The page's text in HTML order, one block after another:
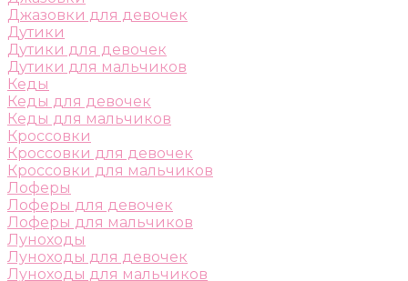
Джазовки для девочек
Дутики
Дутики для девочек
Дутики для мальчиков
Кеды
Кеды для девочек
Кеды для мальчиков
Кроссовки
Кроссовки для девочек
Кроссовки для мальчиков
Лоферы
Лоферы для девочек
Лоферы для мальчиков
Луноходы
Луноходы для девочек
Луноходы для мальчиков